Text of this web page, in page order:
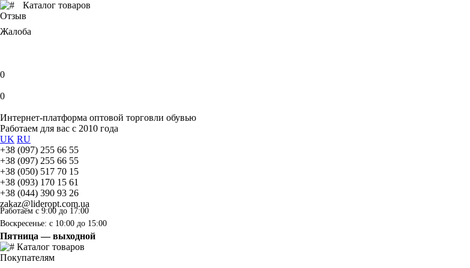
Каталог товаров
Отзыв
Жалоба
0
0
Интернет-платформа оптовой торговли обувью
Работаем для вас с 2010 года
UK RU
+38 (097) 255 66 55
+38 (097) 255 66 55
+38 (050) 517 70 15
+38 (093) 170 15 61
+38 (044) 390 93 26
zakaz@lideropt.com.ua
Работаем с 9:00 до 17:00
Воскресенье: с 10:00 до 15:00
Пятница — выходной
Каталог товаров
Покупателям